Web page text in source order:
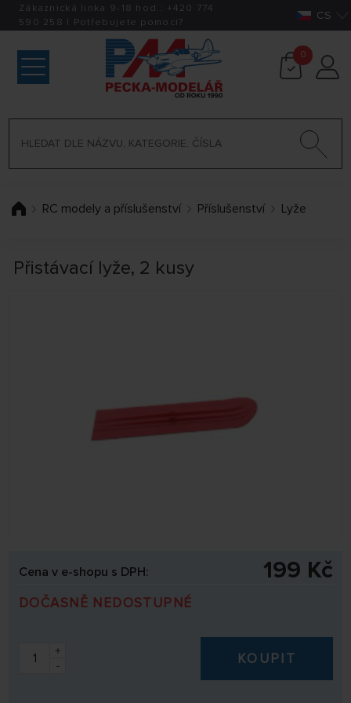
Zákaznická linka 9-18 hod.: +420 774
590 258 | Potřebujete pomoci? CS
0
RC modely a příslušenství Příslušenství Lyže
Přistávací lyže, 2 kusy
Cena v e-shopu s DPH: 199 Kč
DOČASNĚ NEDOSTUPNÉ
+
-
KOUPIT